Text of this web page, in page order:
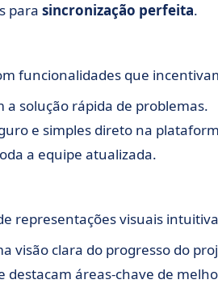
para sincronização perfeita.
funcionalidades que
solução rápida de problemas.
e simples direto na
a equipe atualizada.
representações visuais
visão clara do progresso do
destacam áreas-chave de